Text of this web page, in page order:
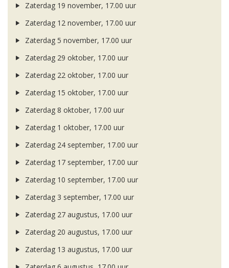
Zaterdag 19 november, 17.00 uur
Zaterdag 12 november, 17.00 uur
Zaterdag 5 november, 17.00 uur
Zaterdag 29 oktober, 17.00 uur
Zaterdag 22 oktober, 17.00 uur
Zaterdag 15 oktober, 17.00 uur
Zaterdag 8 oktober, 17.00 uur
Zaterdag 1 oktober, 17.00 uur
Zaterdag 24 september, 17.00 uur
Zaterdag 17 september, 17.00 uur
Zaterdag 10 september, 17.00 uur
Zaterdag 3 september, 17.00 uur
Zaterdag 27 augustus, 17.00 uur
Zaterdag 20 augustus, 17.00 uur
Zaterdag 13 augustus, 17.00 uur